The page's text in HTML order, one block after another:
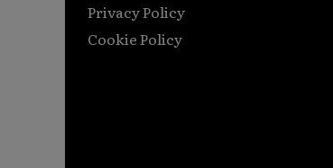
Privacy Policy
Cookie Policy